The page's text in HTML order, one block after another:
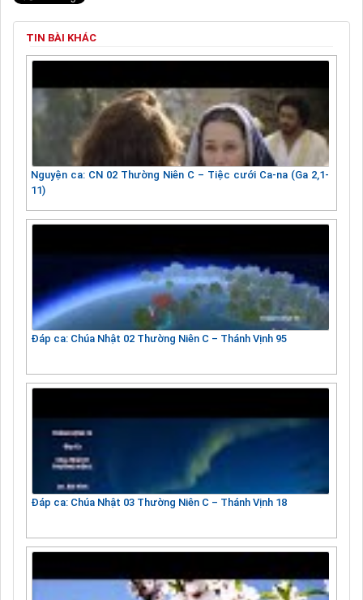
TIN BÀI KHÁC
Nguyện ca: CN 02 Thường Niên C – Tiệc cưới Ca-na (Ga 2,1-
11)
Đáp ca: Chúa Nhật 02 Thường Niên C – Thánh Vịnh 95
Đáp ca: Chúa Nhật 03 Thường Niên C – Thánh Vịnh 18